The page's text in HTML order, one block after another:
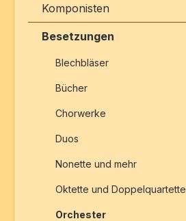
Komponisten
Besetzungen
Blechbläser
Bücher
Chorwerke
Duos
Nonette und mehr
Oktette und Doppelquartette
Orchester